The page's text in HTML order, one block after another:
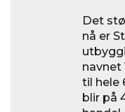
Det
nå er
navnet
til hele
blir på